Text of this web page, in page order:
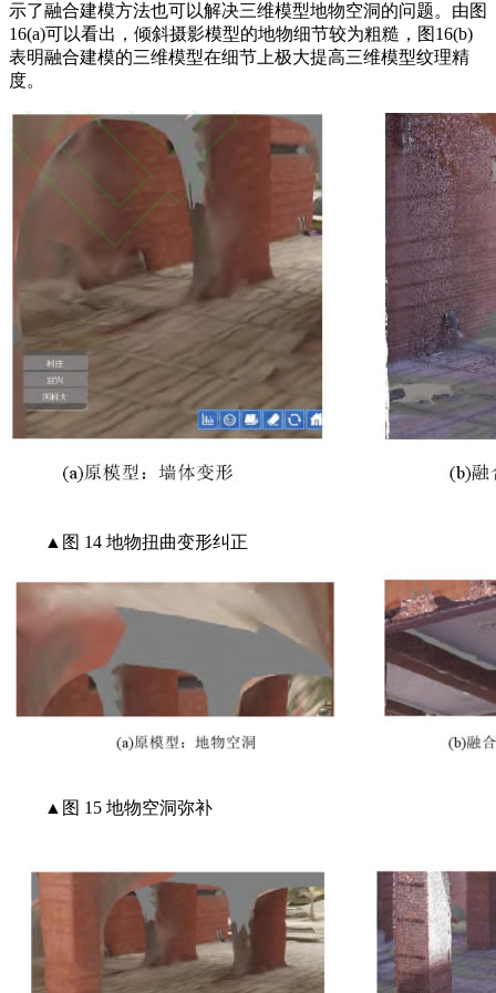
示了融合建模方法也可以解决三维模型地物空洞的问题。由图
16(a)可以看出，倾斜摄影模型的地物细节较为粗糙，图16(b)
表明融合建模的三维模型在细节上极大提高三维模型纹理精
度。
▲图 14 地物扭曲变形纠正
▲图 15 地物空洞弥补